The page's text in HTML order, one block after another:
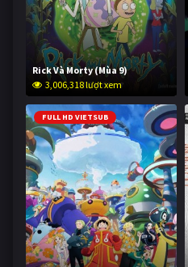
Rick Và Morty (Mùa 9)
3,006,318 lượt xem
FULL HD VIETSUB